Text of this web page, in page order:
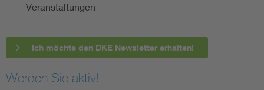
Veranstaltungen
Ich möchte den DKE Newsletter erhalten!
Werden Sie aktiv!